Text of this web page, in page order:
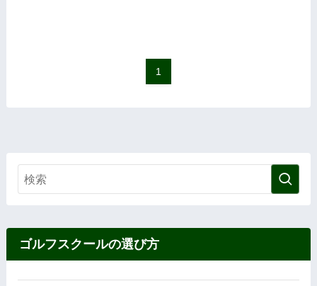
1
ゴルフスクールの選び方